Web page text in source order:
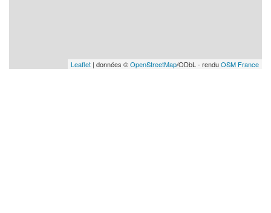
Leaflet | données ©OpenStreetMap/ODbL - renduOSM France